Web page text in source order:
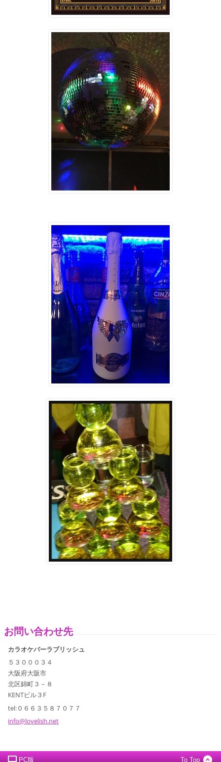
お問い合わせ先
カラオケバーラブリッシュ
５３０００３４
大阪府大阪市
北区錦町３－８
KENTビル３F
tel:０６６３５８７０７７
info@lovelish.net
PC版 To Top